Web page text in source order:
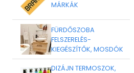
MÁRKÁK
FÜRDŐSZOBA
FELSZERELÉS-
KIEGÉSZÍTŐK, MOSDÓK
DIZÁJN TERMOSZOK,